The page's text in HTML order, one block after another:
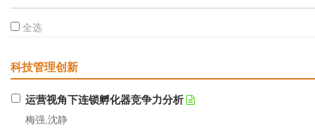
全选
科技管理创新
运营视角下连锁孵化器竞争力分析
梅强,沈静